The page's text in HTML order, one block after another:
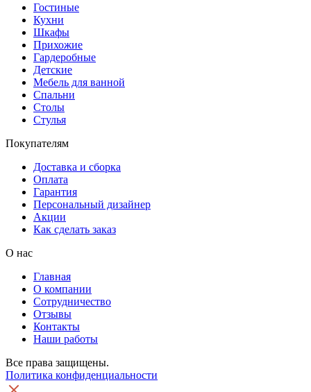
Гостиные
Кухни
Шкафы
Прихожие
Гардеробные
Детские
Мебель для ванной
Спальни
Столы
Стулья
Покупателям
Доставка и сборка
Оплата
Гарантия
Персональный дизайнер
Акции
Как сделать заказ
О нас
Главная
О компании
Сотрудничество
Отзывы
Контакты
Наши работы
Все права защищены.
Политика конфиденциальности